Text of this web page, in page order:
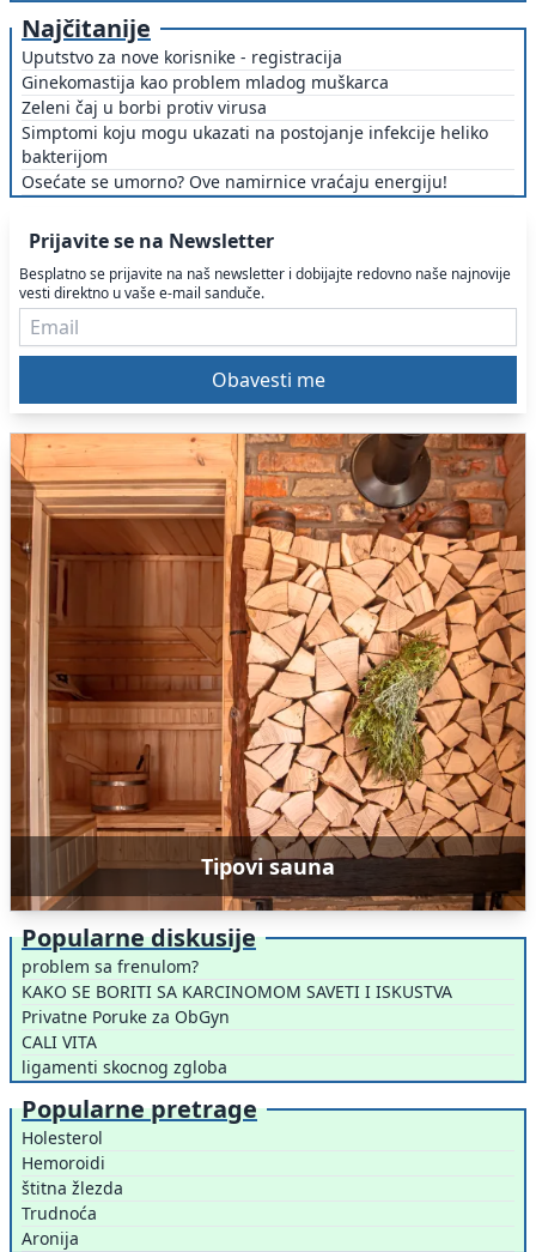
Najčitanije
Uputstvo za nove korisnike - registracija
Ginekomastija kao problem mladog muškarca
Zeleni čaj u borbi protiv virusa
Simptomi koju mogu ukazati na postojanje infekcije heliko
bakterijom
Osećate se umorno? Ove namirnice vraćaju energiju!
Prijavite se na Newsletter
Besplatno se prijavite na naš newsletter i dobijajte redovno naše najnovije
vesti direktno u vaše e-mail sanduče.
Tipovi sauna
Popularne diskusije
problem sa frenulom?
KAKO SE BORITI SA KARCINOMOM SAVETI I ISKUSTVA
Privatne Poruke za ObGyn
CALI VITA
ligamenti skocnog zgloba
Popularne pretrage
Holesterol
Hemoroidi
štitna žlezda
Trudnoća
Aronija